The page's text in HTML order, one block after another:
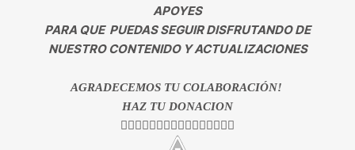
APOYES
PARA QUE PUEDAS SEGUIR DISFRUTANDO DE
NUESTRO CONTENIDO Y ACTUALIZACIONES
AGRADECEMOS TU COLABORACIÓN!
HAZ TU DONACION
👇🏻👇🏻👇🏻👇🏻👇🏻👇🏻👇🏻👇🏻